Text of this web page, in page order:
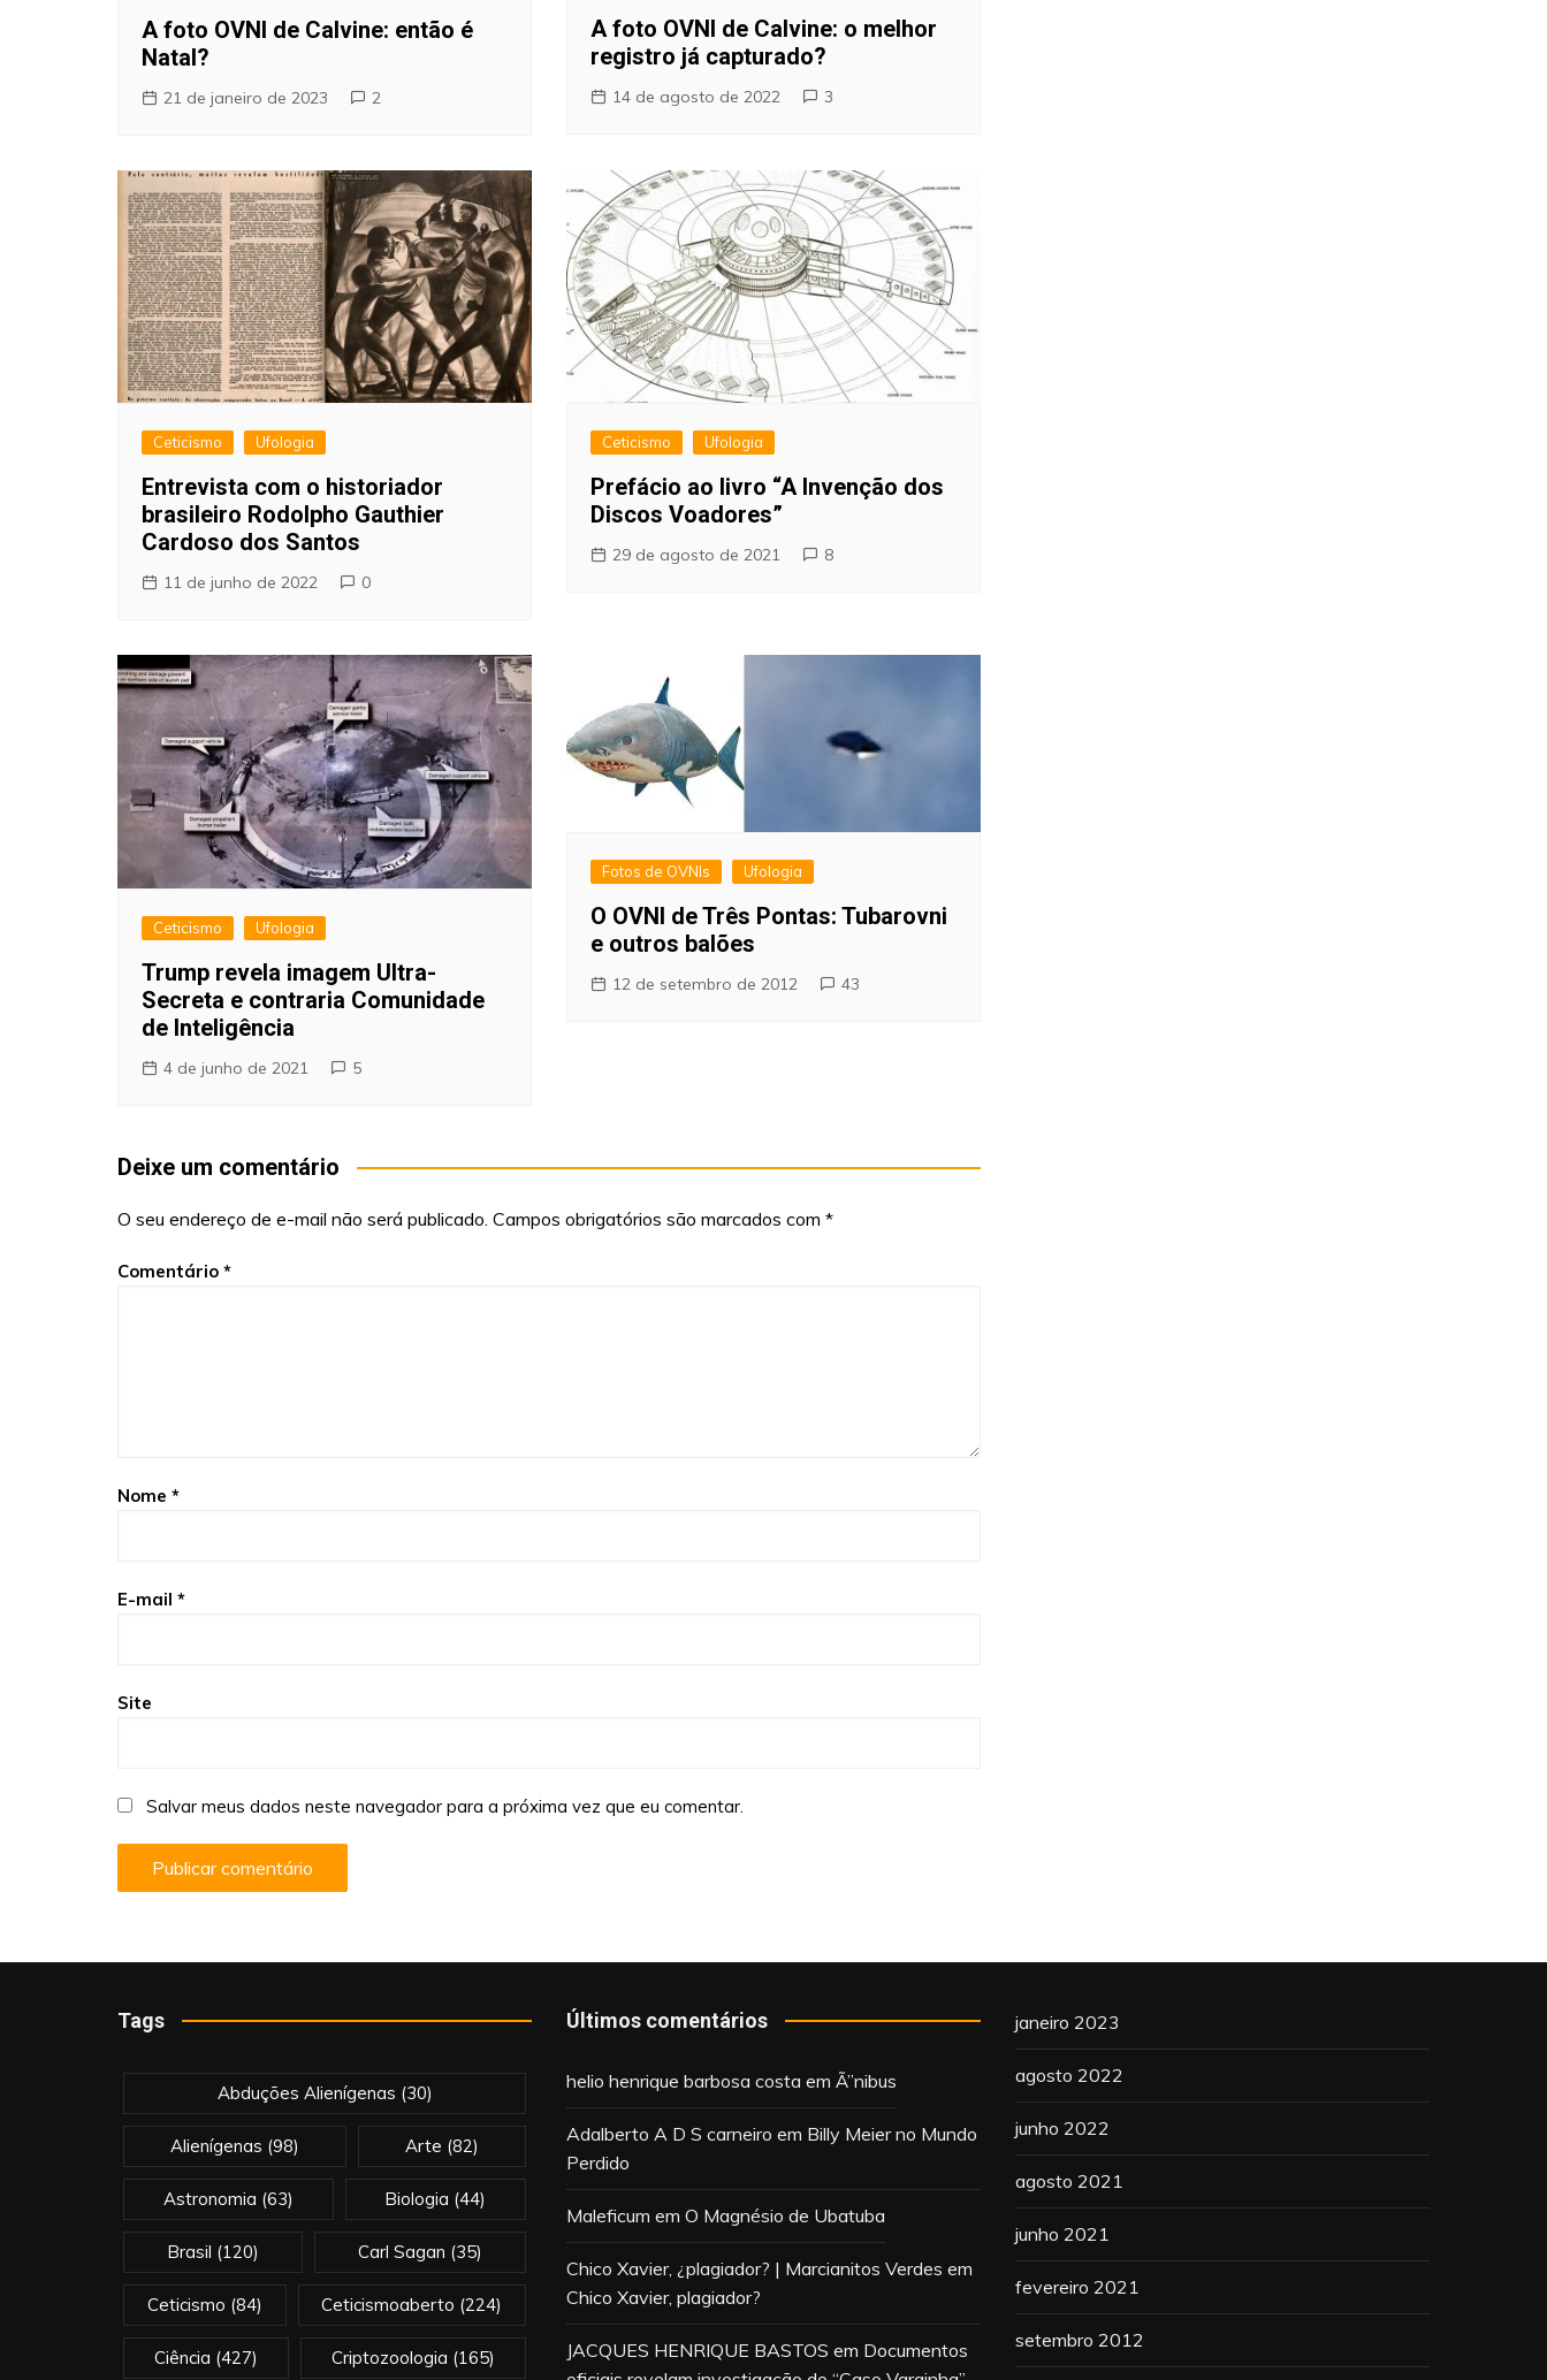
A foto OVNI de Calvine: então é
Natal?
21 de janeiro de 2023 2
A foto OVNI de Calvine: o melhor
registro já capturado?
14 de agosto de 2022 3
Ceticismo Ufologia
Entrevista com o historiador
brasileiro Rodolpho Gauthier
Cardoso dos Santos
11 de junho de 2022 0
Ceticismo Ufologia
Prefácio ao livro “A Invenção dos
Discos Voadores”
29 de agosto de 2021 8
Ceticismo Ufologia
Trump revela imagem Ultra-
Secreta e contraria Comunidade
de Inteligência
4 de junho de 2021 5
Fotos de OVNIs Ufologia
O OVNI de Três Pontas: Tubarovni
e outros balões
12 de setembro de 2012 43
Deixe um comentário
O seu endereço de e-mail não será publicado. Campos obrigatórios são marcados com *
Comentário *
Nome *
E-mail *
Site
Salvar meus dados neste navegador para a próxima vez que eu comentar.
Tags
Abduções Alienígenas (30)
Alienígenas (98) Arte (82)
Astronomia (63) Biologia (44)
Brasil (120) Carl Sagan (35)
Ceticismo (84) Ceticismoaberto (224)
Ciência (427) Criptozoologia (165)
Últimos comentários
helio henrique barbosa costa em Ã”nibus
Adalberto A D S carneiro em Billy Meier no Mundo
Perdido
Maleficum em O Magnésio de Ubatuba
Chico Xavier, ¿plagiador? | Marcianitos Verdes em
Chico Xavier, plagiador?
JACQUES HENRIQUE BASTOS em Documentos
janeiro 2023
agosto 2022
junho 2022
agosto 2021
junho 2021
fevereiro 2021
setembro 2012